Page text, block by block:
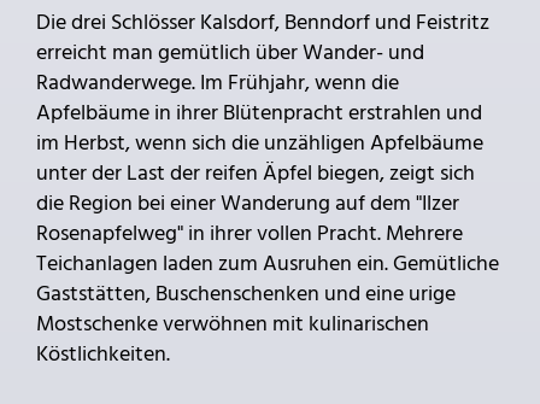
Die drei Schlösser Kalsdorf, Benndorf und Feistritz
erreicht man gemütlich über Wander- und
Radwanderwege. Im Frühjahr, wenn die
Apfelbäume in ihrer Blütenpracht erstrahlen und
im Herbst, wenn sich die unzähligen Apfelbäume
unter der Last der reifen Äpfel biegen, zeigt sich
die Region bei einer Wanderung auf dem "Ilzer
Rosenapfelweg" in ihrer vollen Pracht. Mehrere
Teichanlagen laden zum Ausruhen ein. Gemütliche
Gaststätten, Buschenschenken und eine urige
Mostschenke verwöhnen mit kulinarischen
Köstlichkeiten.